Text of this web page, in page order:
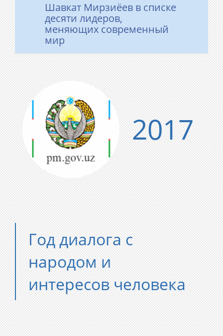
Шавкат Мирзиёев в списке
десяти лидеров,
меняющих современный
мир
2017
Год диалога с
народом и
интересов человека